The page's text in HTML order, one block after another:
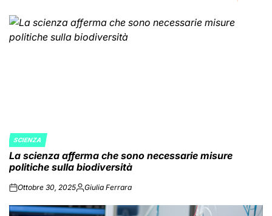
POSTED
IN
SCIENZA
La scienza afferma che sono necessarie misure
politiche sulla biodiversità
onOttobre 30, 2025Posted
Giulia Ferrara